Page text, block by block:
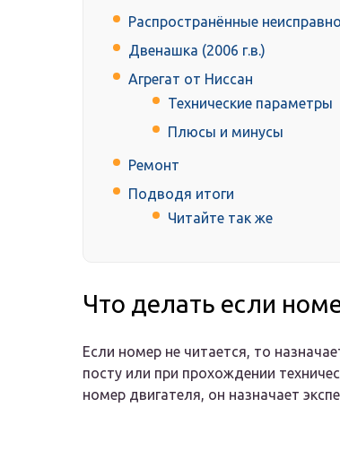
Распространённые
Двенашка (2006 г.в.)
Агрегат от Ниссан
Технические параметры
Плюсы и минусы
Ремонт
Подводя итоги
Читайте так же
Что делать если
Если номер не читается, то
посту или при прохождении
номер двигателя, он назначает